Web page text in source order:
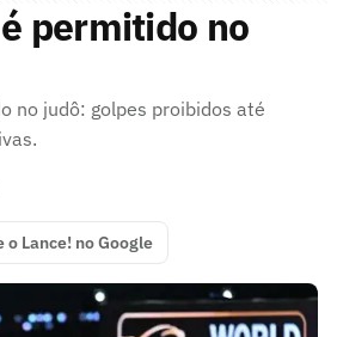
permitido no
no judô: golpes proibidos até
o Lance! no Google